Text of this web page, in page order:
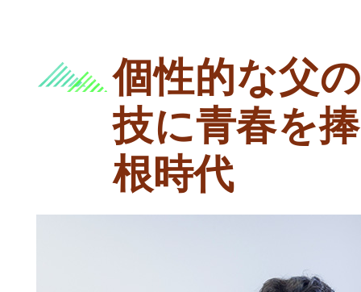
個性的な父
技に青春を
根時代